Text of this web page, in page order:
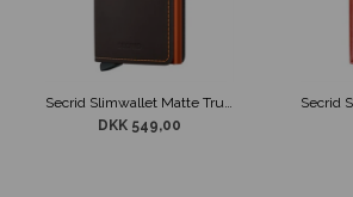
DKK 549,00